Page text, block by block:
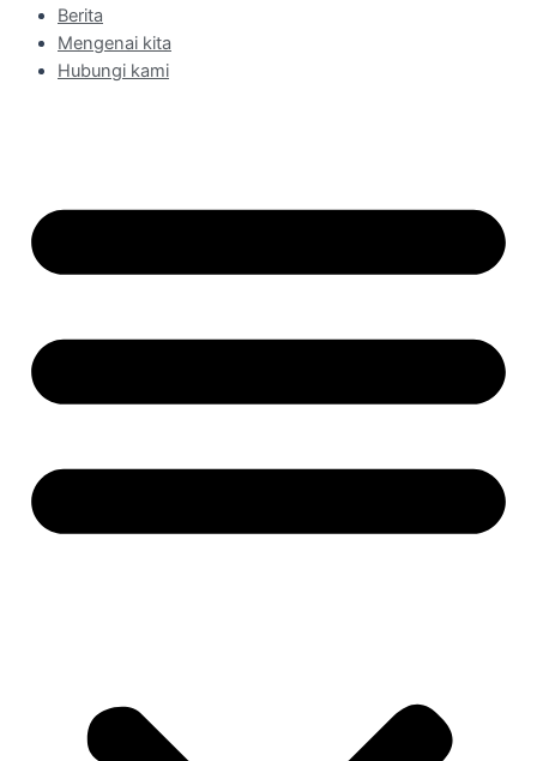
Berita
Mengenai kita
Hubungi kami